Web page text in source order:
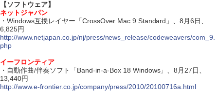
【ソフトウェア】
ネットジャパン
・Windows互換レイヤー「CrossOver Mac 9 Standard」、8月6日、
6,825円
http://www.netjapan.co.jp/nj/press/news_release/codeweavers/com_9.
php
イーフロンティア
・自動作曲/伴奏ソフト「Band-in-a-Box 18 Windows」、8月27日、
13,440円
http://www.e-frontier.co.jp/company/press/2010/20100716a.html